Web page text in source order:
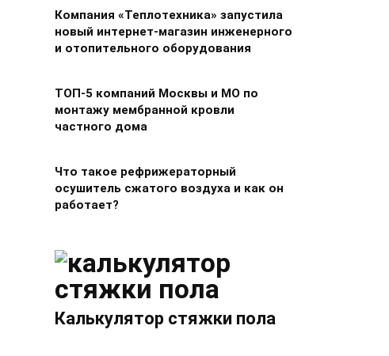
Компания «Теплотехника» запустила
новый интернет-магазин инженерного
и отопительного оборудования
ТОП-5 компаний Москвы и МО по
монтажу мембранной кровли
частного дома
Что такое рефрижераторный
осушитель сжатого воздуха и как он
работает?
Калькулятор стяжки пола